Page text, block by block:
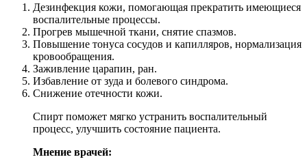
Дезинфекция кожи, помогающая прекратить имеющиеся
воспалительные процессы.
Прогрев мышечной ткани, снятие спазмов.
Повышение тонуса сосудов и капилляров, нормализация
кровообращения.
Заживление царапин, ран.
Избавление от зуда и болевого синдрома.
Снижение отечности кожи.
Спирт поможет мягко устранить воспалительный
процесс, улучшить состояние пациента.
Мнение врачей: